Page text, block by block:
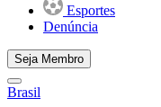
Esportes
Denúncia
Seja Membro
Brasil